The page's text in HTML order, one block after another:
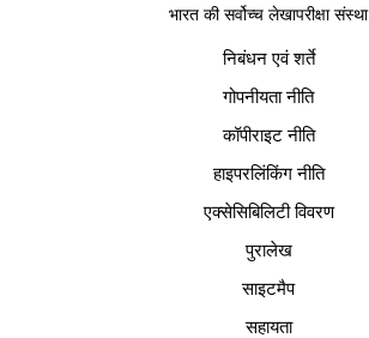
भारत की सर्वोच्च लेखापरीक्षा संस्था
निबंधन एवं शर्ते
गोपनीयता नीति
कॉपीराइट नीति
हाइपरलिंकिंग नीति
एक्सेसिबिलिटी विवरण
पुरालेख
साइटमैप
सहायता